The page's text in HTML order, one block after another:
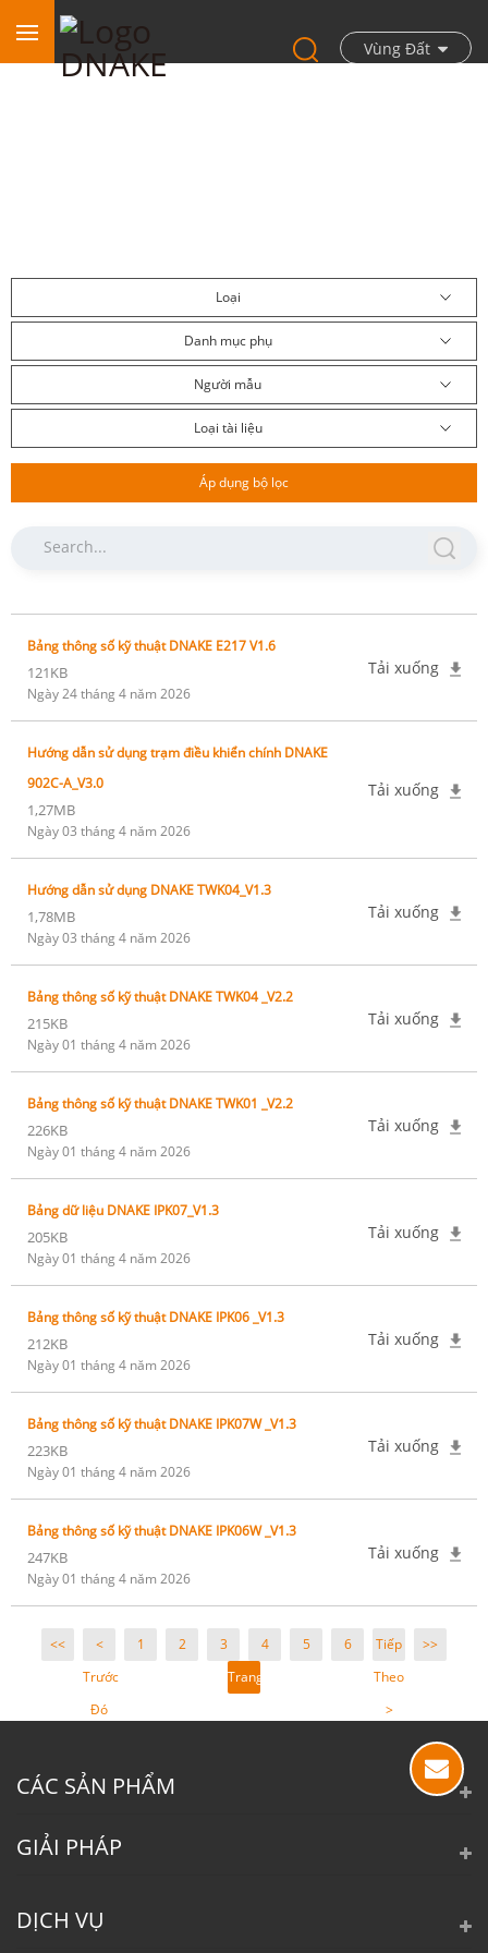
Vùng Đất
Loại
Danh mục phụ
Người mẫu
Loại tài liệu
Áp dụng bộ lọc
Bảng thông số kỹ thuật DNAKE E217 V1.6
121KB
Ngày 24 tháng 4 năm 2026
Tải xuống
Hướng dẫn sử dụng trạm điều khiển chính DNAKE
902C-A_V3.0
1,27MB
Ngày 03 tháng 4 năm 2026
Tải xuống
Hướng dẫn sử dụng DNAKE TWK04_V1.3
1,78MB
Ngày 03 tháng 4 năm 2026
Tải xuống
Bảng thông số kỹ thuật DNAKE TWK04 _V2.2
215KB
Ngày 01 tháng 4 năm 2026
Tải xuống
Bảng thông số kỹ thuật DNAKE TWK01 _V2.2
226KB
Ngày 01 tháng 4 năm 2026
Tải xuống
Bảng dữ liệu DNAKE IPK07_V1.3
205KB
Ngày 01 tháng 4 năm 2026
Tải xuống
Bảng thông số kỹ thuật DNAKE IPK06 _V1.3
212KB
Ngày 01 tháng 4 năm 2026
Tải xuống
Bảng thông số kỹ thuật DNAKE IPK07W _V1.3
223KB
Ngày 01 tháng 4 năm 2026
Tải xuống
Bảng thông số kỹ thuật DNAKE IPK06W _V1.3
247KB
Ngày 01 tháng 4 năm 2026
Tải xuống
<<
<
Trước
Đó
1 2 3 4 5 6
Tiếp
Theo
>
>>
Trang
CÁC SẢN PHẨM
GIẢI PHÁP
DỊCH VỤ